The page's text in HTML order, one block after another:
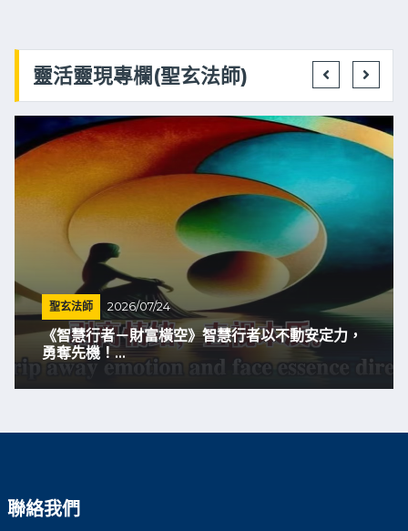
靈活靈現專欄(聖玄法師)
聖玄法師 2026/07/24
《智慧行者－財富橫空》智慧行者以不動安定力，
勇奪先機！...
聯絡我們